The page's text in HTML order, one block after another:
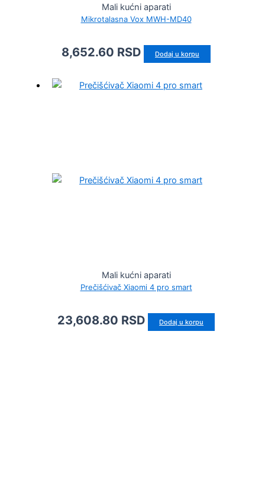
Mali kućni aparati
Mikrotalasna Vox MWH-MD40
8,652.60 RSD Dodaj u korpu
Mali kućni aparati
Prečišćivač Xiaomi 4 pro smart
23,608.80 RSD Dodaj u korpu